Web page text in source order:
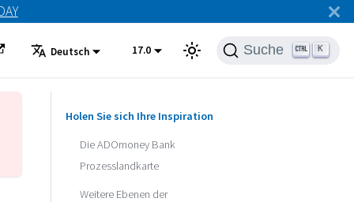
Deutsch 17.0 Suche K
Holen Sie sich Ihre Inspiration
Die ADOmoney Bank
Prozesslandkarte
Weitere Ebenen der